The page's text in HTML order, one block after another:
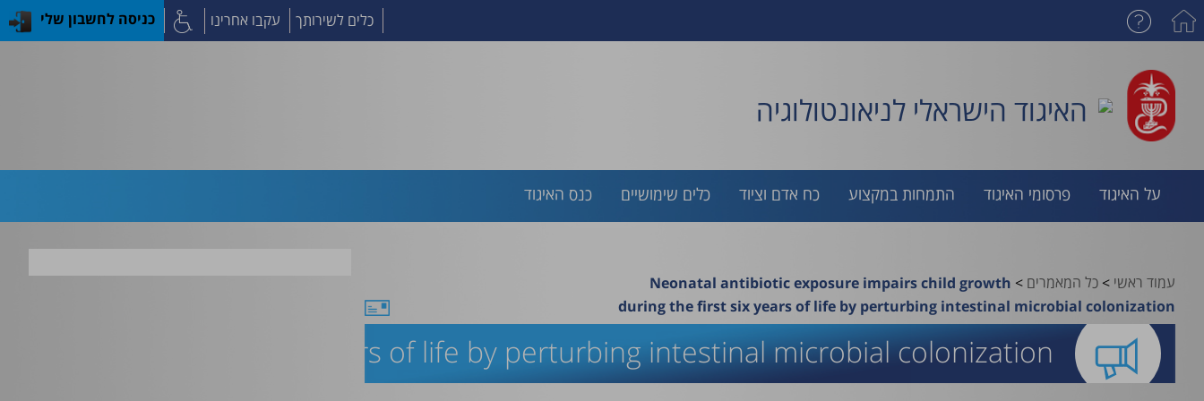
כלים לשירותך עקבו אחרינו כניסה לחשבון שלי
האיגוד הישראלי לניאונטולוגיה
על האיגוד פרסומי האיגוד התמחות במקצוע כח אדם וציוד כלים שימושיים כנס האיגוד
עמוד ראשי>כל המאמרים>
Neonatal antibiotic exposure impairs child growth
during the first six years of life by perturbing intestinal microbial colonization
during the first six years of life by perturbing intestinal microbial colonization